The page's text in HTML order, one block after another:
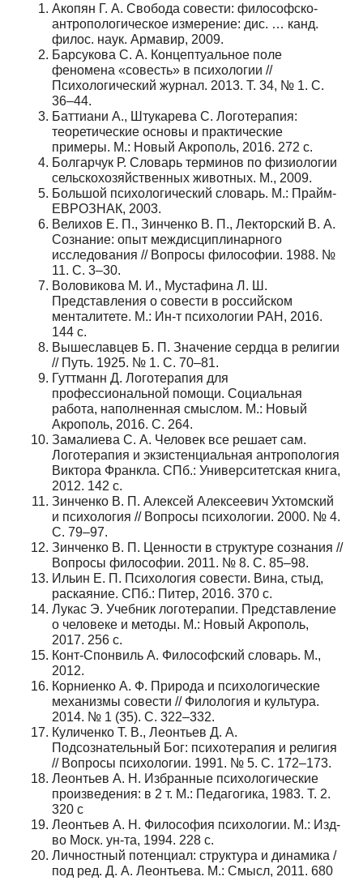
Акопян Г. А. Свобода совести: философско-
антропологическое измерение: дис. … канд.
филос. наук. Армавир, 2009.
Барсукова С. А. Концептуальное поле
феномена «совесть» в психологии //
Психологический журнал. 2013. Т. 34, № 1. С.
36–44.
Баттиани А., Штукарева С. Логотерапия:
теоретические основы и практические
примеры. М.: Новый Акрополь, 2016. 272 с.
Болгарчук Р. Словарь терминов по физиологии
сельскохозяйственных животных. М., 2009.
Большой психологический словарь. М.: Прайм-
ЕВРОЗНАК, 2003.
Велихов Е. П., Зинченко В. П., Лекторский В. А.
Сознание: опыт междисциплинарного
исследования // Вопросы философии. 1988. №
11. С. 3–30.
Воловикова М. И., Мустафина Л. Ш.
Представления о совести в российском
менталитете. М.: Ин-т психологии РАН, 2016.
144 с.
Вышеславцев Б. П. Значение сердца в религии
// Путь. 1925. № 1. С. 70–81.
Гуттманн Д. Логотерапия для
профессиональной помощи. Социальная
работа, наполненная смыслом. М.: Новый
Акрополь, 2016. С. 264.
Замалиева С. А. Человек все решает сам.
Логотерапия и экзистенциальная антропология
Виктора Франкла. СПб.: Университетская книга,
2012. 142 с.
Зинченко В. П. Алексей Алексеевич Ухтомский
и психология // Вопросы психологии. 2000. № 4.
С. 79–97.
Зинченко В. П. Ценности в структуре сознания //
Вопросы философии. 2011. № 8. С. 85–98.
Ильин Е. П. Психология совести. Вина, стыд,
раскаяние. СПб.: Питер, 2016. 370 с.
Лукас Э. Учебник логотерапии. Представление
о человеке и методы. М.: Новый Акрополь,
2017. 256 с.
Конт-Спонвиль А. Философский словарь. М.,
2012.
Корниенко А. Ф. Природа и психологические
механизмы совести // Филология и культура.
2014. № 1 (35). С. 322–332.
Куличенко Т. В., Леонтьев Д. А.
Подсознательный Бог: психотерапия и религия
// Вопросы психологии. 1991. № 5. С. 172–173.
Леонтьев А. Н. Избранные психологические
произведения: в 2 т. М.: Педагогика, 1983. Т. 2.
320 с
Леонтьев А. Н. Философия психологии. М.: Изд-
во Моск. ун-та, 1994. 228 с.
Личностный потенциал: структура и динамика /
под ред. Д. А. Леонтьева. М.: Смысл, 2011. 680